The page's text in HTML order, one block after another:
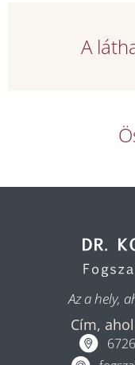
A
Az a hely,
Cím,